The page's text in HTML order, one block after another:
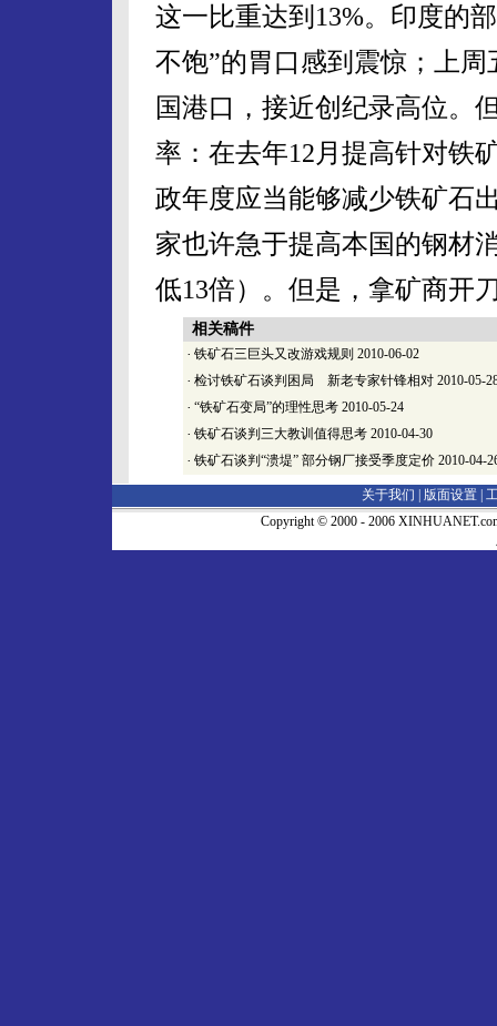
这一比重达到13%。印度的
不饱”的胃口感到震惊；上
国港口，接近创纪录高位。
率：在去年12月提高针对铁
政年度应当能够减少铁矿石
家也许急于提高本国的钢材
低13倍）。但是，拿矿商开
相关稿件
· 铁矿石三巨头又改游戏规则 2010-06-02
· 检讨铁矿石谈判困局 新老专家针锋相对 2010-05-
· “铁矿石变局”的理性思考 2010-05-24
· 铁矿石谈判三大教训值得思考 2010-04-30
· 铁矿石谈判“溃堤” 部分钢厂接受季度定价 2010-04-
关于我们 | 版面设置
Copyright © 2000 - 2006